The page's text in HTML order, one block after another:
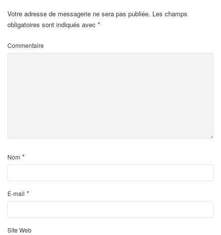
Votre adresse de messagerie ne sera pas publiée. Les champs
obligatoires sont indiqués avec *
Commentaire
Nom *
E-mail *
Site Web